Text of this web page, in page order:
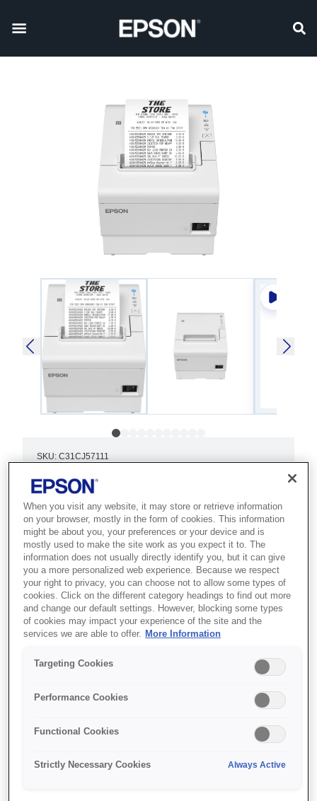
SKU: C31CJ57111
TM-T88VII (111): USB,
Eth, Serial, PS, Buzz,
White
Передовые{s1}
высокопроизводительные и
экологичные чековые принтеры с
высоким уровнем надежности
Экологичность
When you visit any website, it may store or retrieve information
on your browser, mostly in the form of cookies. This information
might be about you, your preferences or your device and is
mostly used to make the site work as you expect it to. The
information does not usually directly identify you, but it can give
you a more personalized web experience. Because we respect
your right to privacy, you can choose not to allow some types of
cookies. Click on the different category headings to find out more
and change our default settings. However, blocking some types
of cookies may impact your experience of the site and the
services we are able to offer.
More Information
Targeting Cookies
Performance Cookies
Functional Cookies
Strictly Necessary Cookies Always Active